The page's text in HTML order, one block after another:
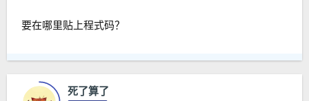
要在哪里贴上程式码？
死了算了